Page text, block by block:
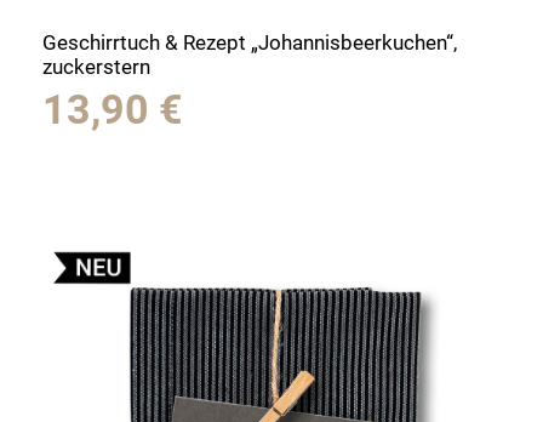
Geschirrtuch & Rezept „Johannisbeerkuchen“,
zuckerstern
13,90 €